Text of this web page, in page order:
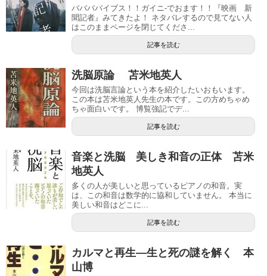
ババババイブス！！ガイニ-でおます！！『映画 新
聞記者』みてきたよ！ ネタバレするので見てない人
はこのままページを閉じてくださ...
記事を読む
洗脳原論 苫米地英人
今回は洗脳言論という本を紹介したいおもいます。
この本は苫米地英人先生の本です。この方めちゃめ
ちゃ面白いです。 博覧強記でデ...
記事を読む
音楽と洗脳 美しき和音の正体 苫米
地英人
多くの人が美しいと思っているピアノの和音。実
は、この和音は数学的に協和していません。 本当に
美しい和音はどこに...
記事を読む
カルマと再生―生と死の謎を解く 本
山博